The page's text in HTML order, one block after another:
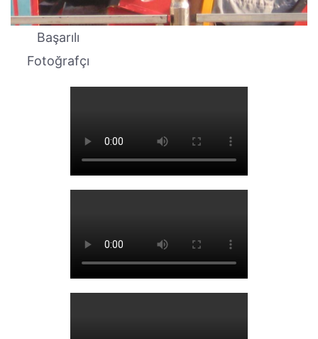
Başarılı
Fotoğrafçı